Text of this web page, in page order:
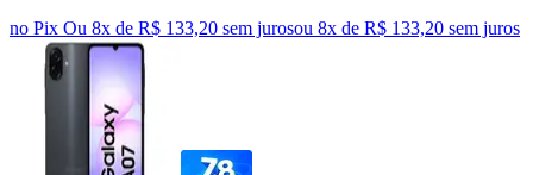
no Pix Ou 8x de R$ 133,20 sem jurosou 8x de R$ 133,20 sem juros